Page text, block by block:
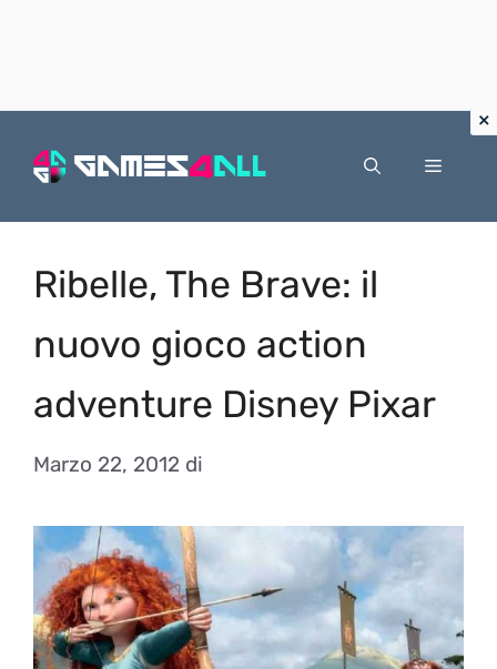
Menu
Ribelle, The Brave: il
nuovo gioco action
adventure Disney Pixar
Marzo 22, 2012 di